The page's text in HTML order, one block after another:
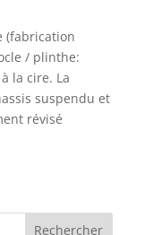
(fabrication
/ plinthe:
la cire. La
suspendu et
révisé